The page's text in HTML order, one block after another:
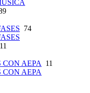
74
11
CON AEPA 11
CON AEPA